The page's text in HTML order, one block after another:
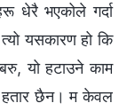
धेरै भएकोले गर्दा
यसकारण हो कि
यो हटाउने काम
हतार छैन। म केवल